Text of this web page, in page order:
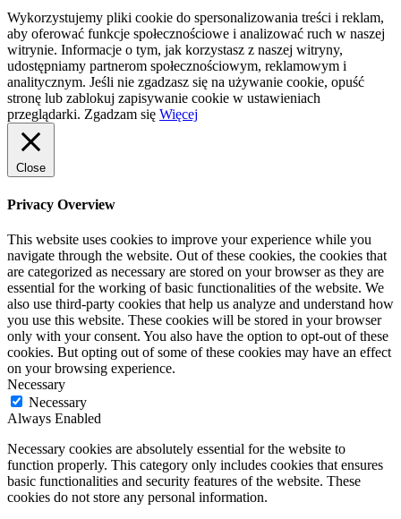
Wykorzystujemy pliki cookie do spersonalizowania treści i reklam,
aby oferować funkcje społecznościowe i analizować ruch w naszej
witrynie. Informacje o tym, jak korzystasz z naszej witryny,
udostępniamy partnerom społecznościowym, reklamowym i
analitycznym. Jeśli nie zgadzasz się na używanie cookie, opuść
stronę lub zablokuj zapisywanie cookie w ustawieniach
przeglądarki. Zgadzam się Więcej
Close
Privacy Overview
This website uses cookies to improve your experience while you
navigate through the website. Out of these cookies, the cookies that
are categorized as necessary are stored on your browser as they are
essential for the working of basic functionalities of the website. We
also use third-party cookies that help us analyze and understand how
you use this website. These cookies will be stored in your browser
only with your consent. You also have the option to opt-out of these
cookies. But opting out of some of these cookies may have an effect
on your browsing experience.
Necessary
Necessary
Always Enabled
Necessary cookies are absolutely essential for the website to
function properly. This category only includes cookies that ensures
basic functionalities and security features of the website. These
cookies do not store any personal information.